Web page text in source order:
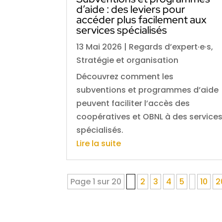
d’aide : des leviers pour
accéder plus facilement aux
services spécialisés
13 Mai 2026 | Regards d’expert·e·s,
Stratégie et organisation
Découvrez comment les
subventions et programmes d’aide
peuvent faciliter l’accès des
coopératives et OBNL à des services
spécialisés.
Lire la suite
Page 1 sur 20 2 3 4 5 10